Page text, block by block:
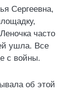
Сергеевна,
часто
ушла. Все
с войны.
об этой